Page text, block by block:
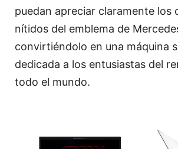
puedan apreciar claramente los
nítidos del emblema de
convirtiéndolo en una máquina
dedicada a los entusiastas del
todo el mundo.